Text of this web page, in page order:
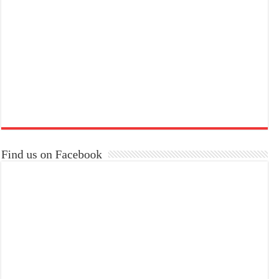
Find us on Facebook